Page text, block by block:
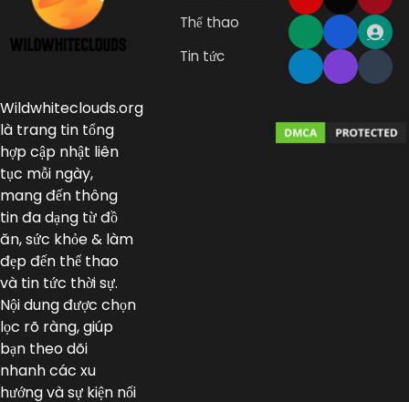
Wildwhiteclouds.org
là trang tin tổng
hợp cập nhật liên
tục mỗi ngày,
mang đến thông
tin đa dạng từ đồ
ăn, sức khỏe & làm
đẹp đến thể thao
và tin tức thời sự.
Nội dung được chọn
lọc rõ ràng, giúp
bạn theo dõi
nhanh các xu
hướng và sự kiện nổi
Thể thao
Tin tức